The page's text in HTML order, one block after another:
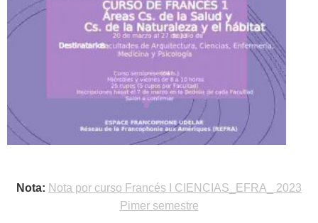
Nota: Nota por curso Francés I CIENCIAS_EFRA_ 2023
Pimer semestre